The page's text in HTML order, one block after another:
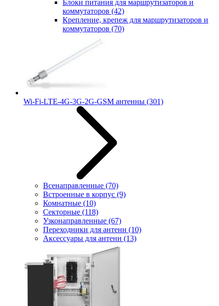
Блоки питания для маршрутизаторов и
коммутаторов (42)
Крепление, крепеж для маршрутизаторов и
коммутаторов (70)
Wi-Fi-LTE-4G-3G-2G-GSM антенны (301)
Всенаправленные (70)
Встроенные в корпус (9)
Комнатные (10)
Секторные (118)
Узконаправленные (67)
Переходники для антенн (10)
Аксессуары для антенн (13)